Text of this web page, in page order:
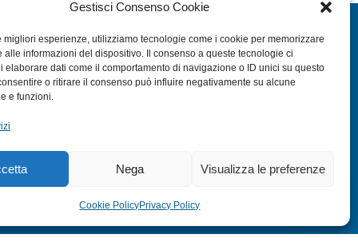
Gestisci Consenso Cookie
migliori esperienze, utilizziamo tecnologie come i cookie per memorizzare
alle informazioni del dispositivo. Il consenso a queste tecnologie ci
elaborare dati come il comportamento di navigazione o ID unici su questo
o ritirare il consenso può influire negativamente su alcune
e funzioni.
Nega Visualizza le preferenze
Cookie PolicyPrivacy Policy
HOME
SHOP
COOKIE POLICY (UE)
MODULO RESO